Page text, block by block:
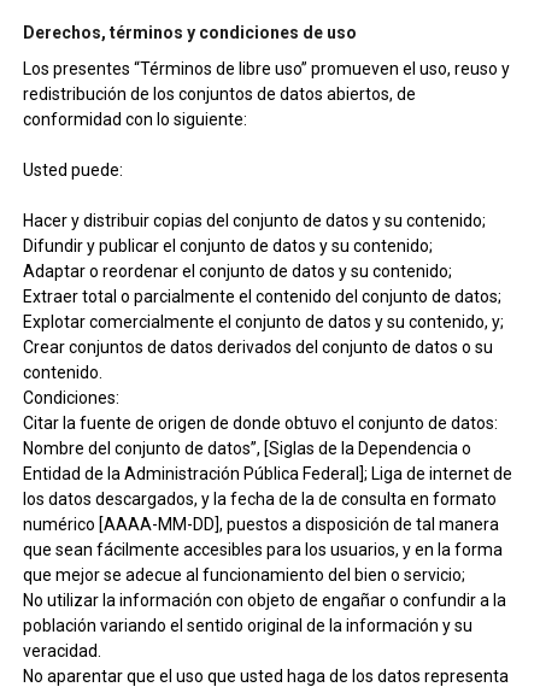
Derechos, términos y condiciones de uso
Los presentes “Términos de libre uso” promueven el uso, reuso y
redistribución de los conjuntos de datos abiertos, de
conformidad con lo siguiente:
Usted puede:
Hacer y distribuir copias del conjunto de datos y su contenido;
Difundir y publicar el conjunto de datos y su contenido;
Adaptar o reordenar el conjunto de datos y su contenido;
Extraer total o parcialmente el contenido del conjunto de datos;
Explotar comercialmente el conjunto de datos y su contenido, y;
Crear conjuntos de datos derivados del conjunto de datos o su
contenido.
Condiciones:
Citar la fuente de origen de donde obtuvo el conjunto de datos:
Nombre del conjunto de datos”, [Siglas de la Dependencia o
Entidad de la Administración Pública Federal]; Liga de internet de
los datos descargados, y la fecha de la de consulta en formato
numérico [AAAA-MM-DD], puestos a disposición de tal manera
que sean fácilmente accesibles para los usuarios, y en la forma
que mejor se adecue al funcionamiento del bien o servicio;
No utilizar la información con objeto de engañar o confundir a la
población variando el sentido original de la información y su
veracidad.
No aparentar que el uso que usted haga de los datos representa